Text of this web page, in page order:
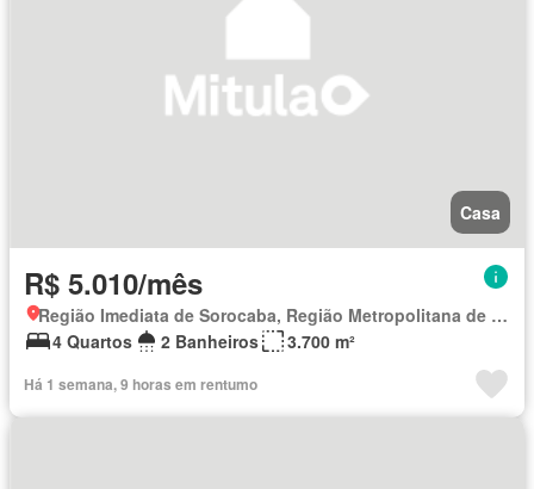
Casa
R$ 5.010/mês
Região Imediata de Sorocaba, Região Metropolitana de Sorocaba
4 Quartos
2 Banheiros 3.700 m²
Há 1 semana, 9 horas em rentumo